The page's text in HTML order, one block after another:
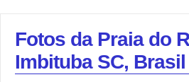
Fotos da Praia do
Imbituba SC, Brasil